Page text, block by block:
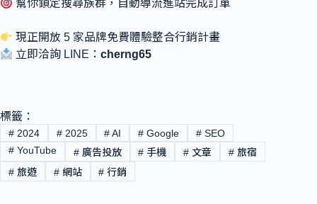
幫你鎖定搜尋族群，自動導流進站完成訂單
現正開放 5 家品牌免費體驗整合行銷計畫
立即洽詢 LINE：cherng65
標籤：
#2024 #2025 #AI # Google # SEO
#YouTube #廣告投放 # 手機 # 文章 # 旅宿
#旅遊 #網站 # 行銷